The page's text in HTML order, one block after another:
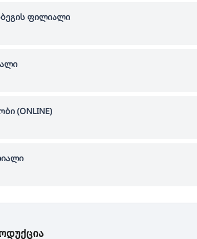
ფილიალი
(ONLINE)